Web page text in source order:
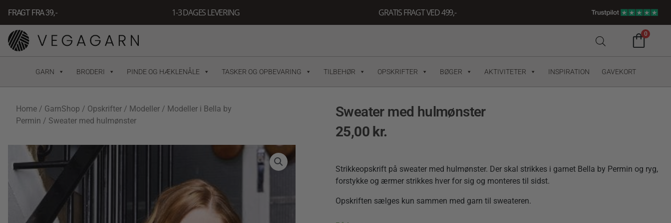
indholdet
FRAGT FRA 39, - 1-3 DAGES LEVERING GRATIS FRAGT VED 499,-
0
GARN BRODERI PINDE OG HÆKLENÅLE TASKER OG OPBEVARING TILBEHØR OPSKRIFTER BØGER AKTIVITETER INSPIRATION GAVEKORT
Home / GarnShop / Opskrifter / Modeller / Modeller i Bella by
Permin / Sweater med hulmønster
Sweater med hulmønster
25,00 kr.
Strikkeopskrift på sweater med hulmønster. Der skal strikkes i garnet Bella by Permin og ryg,
forstykke og ærmer strikkes hver for sig og monteres til sidst.
Opskriften sælges kun sammen med garn til sweateren.